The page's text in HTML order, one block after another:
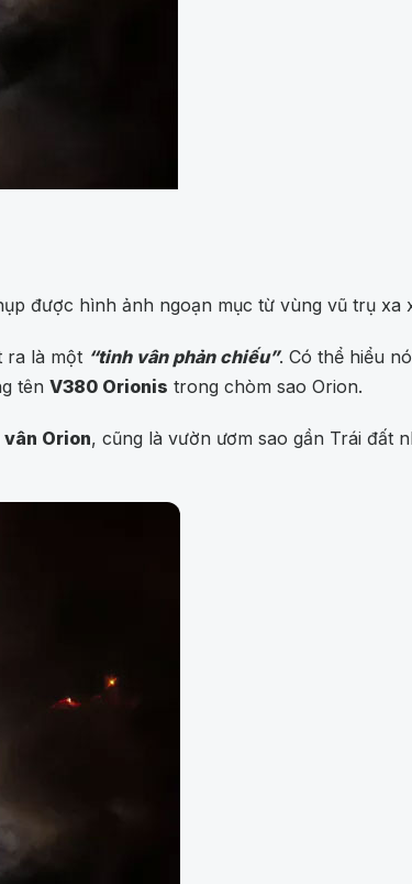
được hình ảnh ngoạn mục từ vùng vũ trụ xa
ra là một “tinh vân phản chiếu”. Có thể hiểu
tên V380 Orionis trong chòm sao Orion.
Orion, cũng là vườn ươm sao gần Trái đất